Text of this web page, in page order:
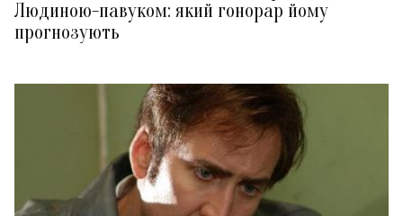
Людиною-павуком: який гонорар йому
прогнозують